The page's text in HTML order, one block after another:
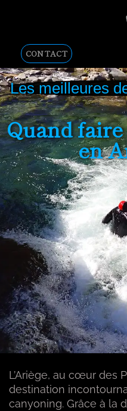
CONTACT
Les meilleures
Quand
en
L’Ariège, au cœur des
destination
canyoning. Grâce à la